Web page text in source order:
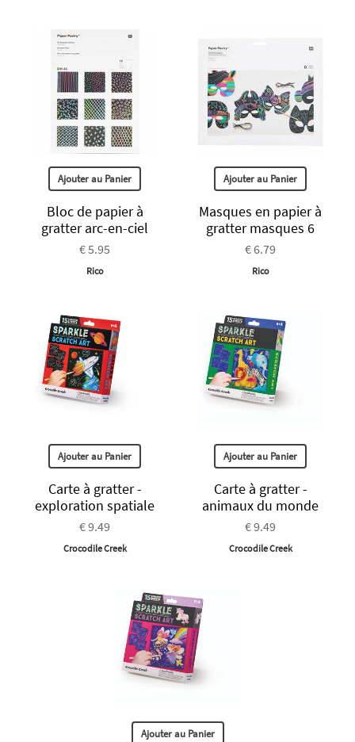
Ajouter au Panier
Bloc de papier à
gratter arc-en-ciel
€ 5.95
Rico
Ajouter au Panier
Masques en papier à
gratter masques 6
€ 6.79
Rico
Ajouter au Panier
Carte à gratter -
exploration spatiale
€ 9.49
Crocodile Creek
Ajouter au Panier
Carte à gratter -
animaux du monde
€ 9.49
Crocodile Creek
Ajouter au Panier